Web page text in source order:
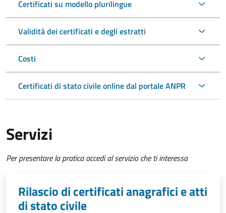
Certificati su modello plurilingue
Validità dei certificati e degli estratti
Costi
Certificati di stato civile online dal portale ANPR
Servizi
Per presentare la pratica accedi al servizio che ti interessa
Rilascio di certificati anagrafici e atti
di stato civile